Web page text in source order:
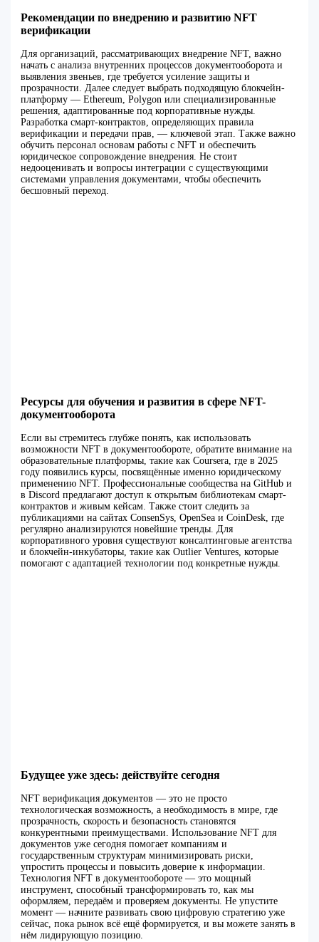
Рекомендации по внедрению и развитию NFT
верификации
Для организаций, рассматривающих внедрение NFT, важно
начать с анализа внутренних процессов документооборота и
выявления звеньев, где требуется усиление защиты и
прозрачности. Далее следует выбрать подходящую блокчейн-
платформу — Ethereum, Polygon или специализированные
решения, адаптированные под корпоративные нужды.
Разработка смарт-контрактов, определяющих правила
верификации и передачи прав, — ключевой этап. Также важно
обучить персонал основам работы с NFT и обеспечить
юридическое сопровождение внедрения. Не стоит
недооценивать и вопросы интеграции с существующими
системами управления документами, чтобы обеспечить
бесшовный переход.
Ресурсы для обучения и развития в сфере NFT-
документооборота
Если вы стремитесь глубже понять, как использовать
возможности NFT в документообороте, обратите внимание на
образовательные платформы, такие как Coursera, где в 2025
году появились курсы, посвящённые именно юридическому
применению NFT. Профессиональные сообщества на GitHub и
в Discord предлагают доступ к открытым библиотекам смарт-
контрактов и живым кейсам. Также стоит следить за
публикациями на сайтах ConsenSys, OpenSea и CoinDesk, где
регулярно анализируются новейшие тренды. Для
корпоративного уровня существуют консалтинговые агентства
и блокчейн-инкубаторы, такие как Outlier Ventures, которые
помогают с адаптацией технологии под конкретные нужды.
Будущее уже здесь: действуйте сегодня
NFT верификация документов — это не просто
технологическая возможность, а необходимость в мире, где
прозрачность, скорость и безопасность становятся
конкурентными преимуществами. Использование NFT для
документов уже сегодня помогает компаниям и
государственным структурам минимизировать риски,
упростить процессы и повысить доверие к информации.
Технология NFT в документообороте — это мощный
инструмент, способный трансформировать то, как мы
оформляем, передаём и проверяем документы. Не упустите
момент — начните развивать свою цифровую стратегию уже
сейчас, пока рынок всё ещё формируется, и вы можете занять в
нём лидирующую позицию.